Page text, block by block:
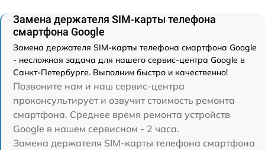
Замена держателя SIM-карты телефона
смартфона Google
Замена держателя SIM-карты телефона смартфона Google
- несложная задача для нашего сервис-центра Google в
Санкт-Петербурге. Выполним быстро и качественно!
Позвоните нам и наш сервис-центра
проконсультирует и озвучит стоимость ремонта
смартфона. Среднее время ремонта устройств
Google в нашем сервисном - 2 часа.
Замена держателя SIM-карты телефона смартфона